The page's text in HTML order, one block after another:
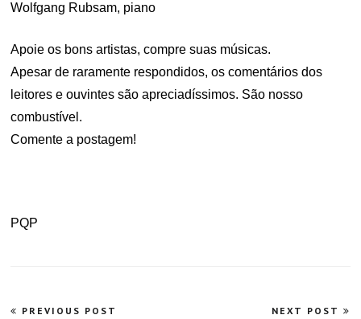
Wolfgang Rubsam, piano
Apoie os bons artistas, compre suas músicas.
Apesar de raramente respondidos, os comentários dos
leitores e ouvintes são apreciadíssimos. São nosso
combustível.
Comente a postagem!
PQP
Navegação
PREVIOUS POST NEXT POST